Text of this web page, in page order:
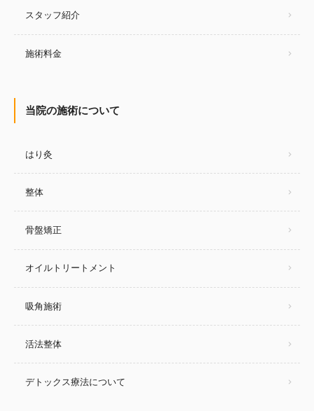
スタッフ紹介
施術料金
当院の施術について
はり灸
整体
骨盤矯正
オイルトリートメント
吸角施術
活法整体
デトックス療法について